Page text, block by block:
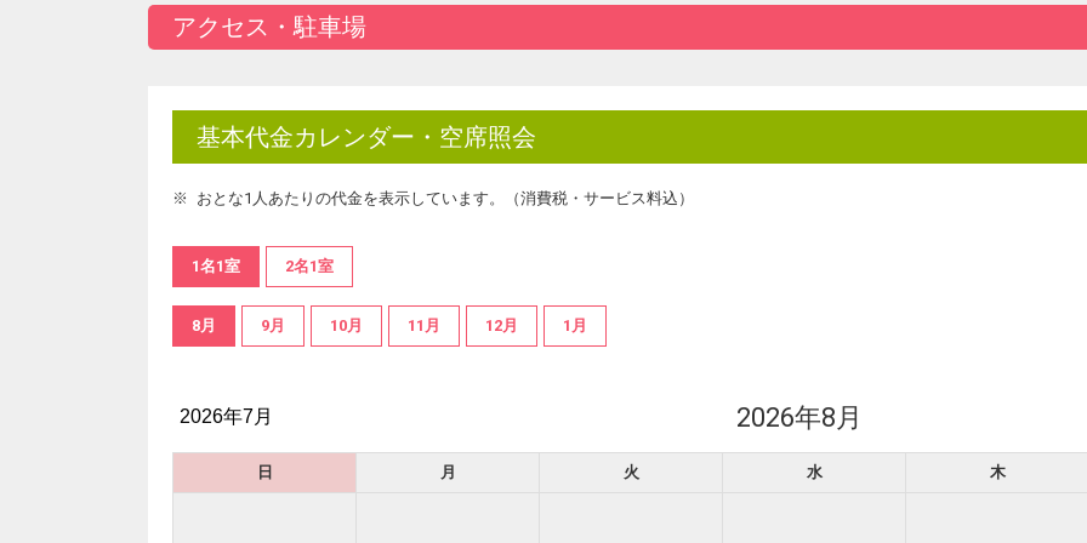
アクセス・駐車場
基本代金カレンダー・空席照会
おとな1人あたりの代金を表示しています。（消費税・サービス料込）
1名1室 2名1室
8月 9月 10月 11月 12月 1月
2026年7月 2026年8月
日 月 火 水 木